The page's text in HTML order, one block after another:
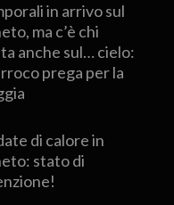
in arrivo sul
ma c’è chi
anche sul… cielo:
prega per la
di calore in
stato di